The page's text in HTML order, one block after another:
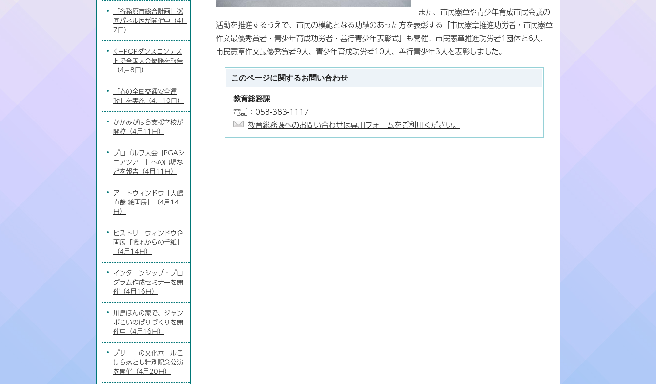
また、市民憲章や青少年育成市民会議の
活動を推進するうえで、市民の模範となる功績のあった方を表彰する「市民憲章推進功労者・市民憲章
作文最優秀賞者・青少年育成功労者・善行青少年表彰式」も開催。市民憲章推進功労者1団体と6人、
市民憲章作文最優秀賞者9人、青少年育成功労者10人、善行青少年3人を表彰しました。
このページに関するお問い合わせ
教育総務課
電話：058-383-1117
教育総務課へのお問い合わせは専用フォームをご利用ください。
「各務原市総合計画」巡
回パネル展が開催中（4月
7日）
K－POPダンスコンテス
トで全国大会優勝を報告
（4月8日）
「春の全国交通安全運
動」を実施（4月10日）
かかみがはら支援学校が
開校（4月11日）
プロゴルフ大会「PGAシ
ニアツアー」への出場な
どを報告（4月11日）
アートウィンドウ「大嶋
直哉 絵画展」（4月14
日）
ヒストリーウィンドウ企
画展「戦地からの手紙」
（4月14日）
インターンシップ・プロ
グラム作成セミナーを開
催（4月16日）
川島ほんの家で、ジャン
ボこいのぼりづくりを開
催中（4月16日）
プリニーの文化ホールこ
けら落とし特別記念公演
を開催（4月20日）